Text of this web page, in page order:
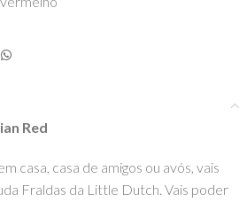
Red
casa, casa de amigos ou avós, vais
Fraldas da Little Dutch. Vais poder